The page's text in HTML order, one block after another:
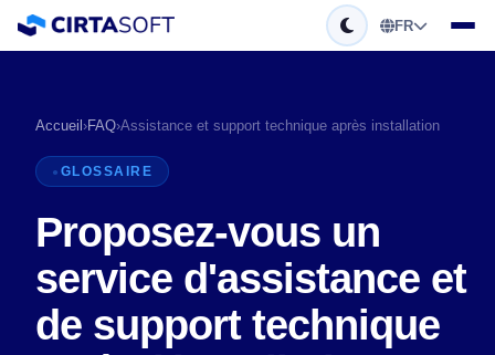
FR
Accueil ›FAQ›Assistance et support technique après installation
GLOSSAIRE
Proposez-vous un
service d'assistance et
de support technique